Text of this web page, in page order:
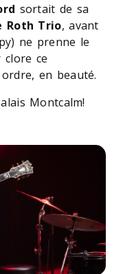
sortait de sa
Roth Trio, avant
ne prenne le
ce
en beauté.
Montcalm!